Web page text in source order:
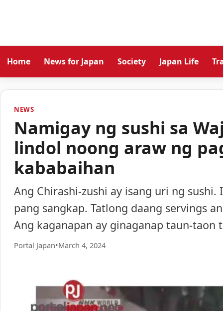
Home News for Japan Society Japan Life
NEWS
Namigay ng sushi sa
lindol noong araw ng
kababaihan
Ang Chirashi-zushi ay isang uri ng
pang sangkap. Tatlong daang servings
Ang kaganapan ay ginaganap taun-taon
Portal Japan•March 4, 2024